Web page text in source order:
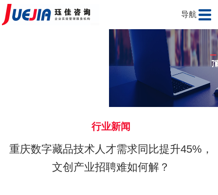
导航
行业新闻
重庆数字藏品技术人才需求同比提升45%，
文创产业招聘难如何解？